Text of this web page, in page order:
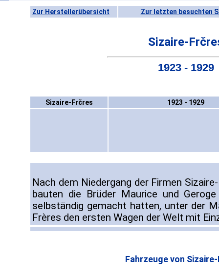
Zur Herstellerübersicht Zur letzten besuchten
Sizaire-
1923 - 1929
Sizaire-Frčres 1923 - 1929
Nach dem Niedergang der Firmen
bauten die Brüder Maurice und
selbständig gemacht hatten, unter der
Frères den ersten Wagen der Welt mit
Fahrzeuge von